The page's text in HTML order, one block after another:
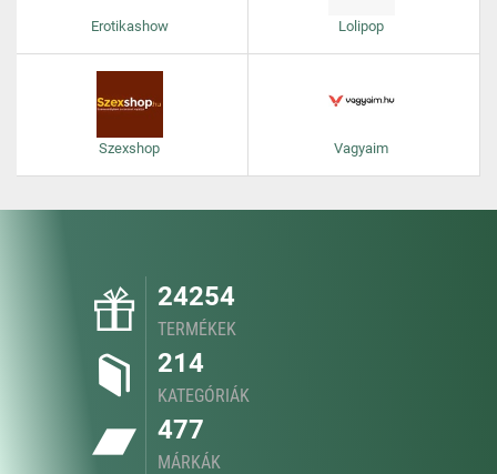
Erotikashow Lolipop
Szexshop Vagyaim
24254
TERMÉKEK
214
KATEGÓRIÁK
477
MÁRKÁK